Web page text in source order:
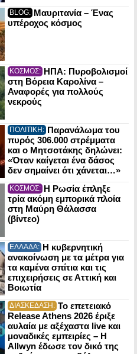
BLOG: Μαυριτανία – Ένας
υπέροχος κόσμος
ΚΟΣΜΟΣ: ΗΠΑ: Πυροβολισμοί
στη Βόρεια Καρολίνα –
Αναφορές για πολλούς
νεκρούς
ΠΟΛΙΤΙΚΗ: Παρανάλωμα του
πυρός 306.000 στρέμματα
και ο Μητσοτάκης δηλώνει:
«Όταν καίγεται ένα δάσος
δεν σημαίνει ότι χάνεται…»
ΚΟΣΜΟΣ: Η Ρωσία έπληξε
τρία ακόμη εμπορικά πλοία
στη Μαύρη Θάλασσα
(βίντεο)
ΕΛΛΑΔΑ: Η κυβερνητική
ανακοίνωση με τα μέτρα για
τα καμένα σπίτια και τις
επιχειρήσεις σε Αττική και
Βοιωτία
ΔΙΑΣΚΕΔΑΣΗ: Το επετειακό
Release Athens 2026 έριξε
αυλαία με αξέχαστα live και
μοναδικές εμπειρίες – Η
Allwyn έδωσε τον δικό της